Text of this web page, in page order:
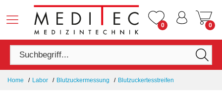
0 0
Home Labor Blutzuckermessung Blutzuckertesstreifen